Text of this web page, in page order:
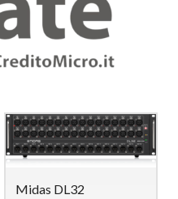
Midas DL32